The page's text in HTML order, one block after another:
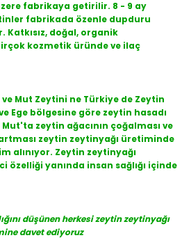
fabrikaya getirilir. 8 - 9 ay
fabrikada özenle dupduru
doğal, organik
kozmetik üründe ve ilaç
Mut Zeytini ne Türkiye de Zeytin
Ege bölgesine göre zeytin hasadı
zeytin ağacının çoğalması ve
zeytin zeytinyağı üretiminde
alınıyor. Zeytin zeytinyağı
özelliği yanında insan sağlığı içinde
düşünen herkesi zeytin zeytinyağı
davet ediyoruz